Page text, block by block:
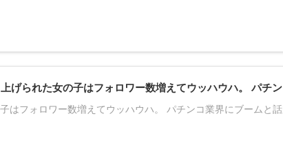
げられた女の子はフォロワー数増えてウッハウハ。 パ
はフォロワー数増えてウッハウハ。 パチンコ業界にブームと